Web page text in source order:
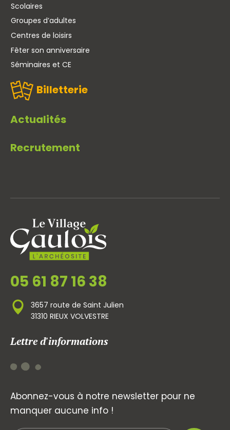
Scolaires
Groupes d’adultes
Centres de loisirs
Fêter son anniversaire
Séminaires et CE
Billetterie
Actualités
Recrutement
05 61 87 16 38
3657 route de Saint Julien
31310 RIEUX VOLVESTRE
Lettre d'informations
Abonnez-vous à notre newsletter pour ne
manquer aucune info !